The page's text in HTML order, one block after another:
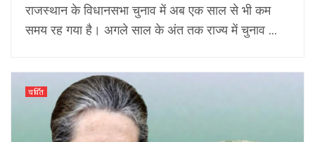
राजस्थान के विधानसभा चुनाव में अब एक साल से भी कम
समय रह गया है। अगले साल के अंत तक राज्य में चुनाव ...
चर्चित